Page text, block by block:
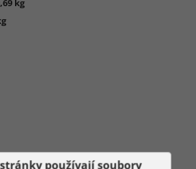
kg
používají soubory